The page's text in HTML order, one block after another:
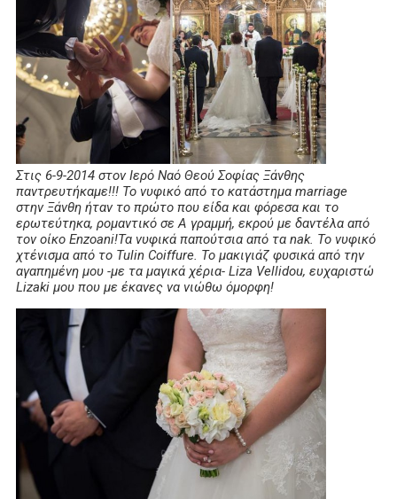
Στις 6-9-2014 στον Ιερό Ναό Θεού Σοφίας Ξάνθης
παντρευτήκαμε!!! Το νυφικό από το κατάστημα marriage
στην Ξάνθη ήταν το πρώτο που είδα και φόρεσα και το
ερωτεύτηκα, ρομαντικό σε Α γραμμή, εκρού με δαντέλα από
τον οίκο Enzoani!Τα νυφικά παπούτσια από τα nak. Το νυφικό
χτένισμα από το Tulin Coiffure. Το μακιγιάζ φυσικά από την
αγαπημένη μου -με τα μαγικά χέρια- Liza Vellidou, ευχαριστώ
Lizaki μου που με έκανες να νιώθω όμορφη!